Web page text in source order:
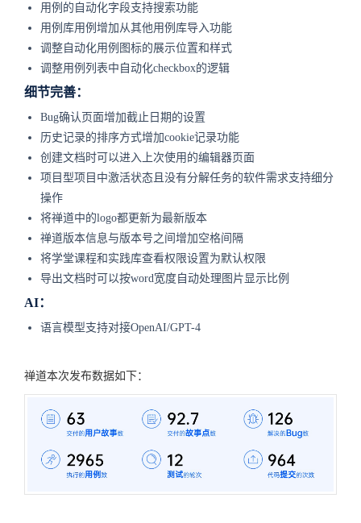
用例的自动化字段支持搜索功能
用例库用例增加从其他用例库导入功能
调整自动化用例图标的展示位置和样式
调整用例列表中自动化checkbox的逻辑
细节完善：
Bug确认页面增加截止日期的设置
历史记录的排序方式增加cookie记录功能
创建文档时可以进入上次使用的编辑器页面
项目型项目中激活状态且没有分解任务的软件需求支持细分
操作
将禅道中的logo都更新为最新版本
禅道版本信息与版本号之间增加空格间隔
将学堂课程和实践库查看权限设置为默认权限
导出文档时可以按word宽度自动处理图片显示比例
AI：
语言模型支持对接OpenAI/GPT-4
禅道本次发布数据如下：